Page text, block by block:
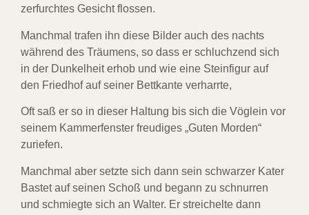
zerfurchtes Gesicht flossen.
Manchmal trafen ihn diese Bilder auch des nachts
während des Träumens, so dass er schluchzend sich
in der Dunkelheit erhob und wie eine Steinfigur auf
den Friedhof auf seiner Bettkante verharrte,
Oft saß er so in dieser Haltung bis sich die Vöglein vor
seinem Kammerfenster freudiges „Guten Morden“
zuriefen.
Manchmal aber setzte sich dann sein schwarzer Kater
Bastet auf seinen Schoß und begann zu schnurren
und schmiegte sich an Walter. Er streichelte dann